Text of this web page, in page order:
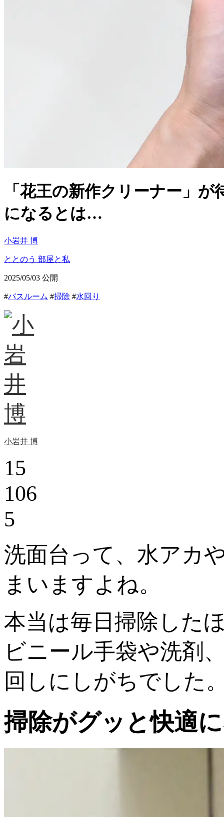
「花王の新作クリーナー」
になるとは…
小岩井 博
ととのう 部屋と私
2025/05/03 公開
#バスルーム #掃除 #水回り
小岩井 博
15
106
5
洗面台って、水アカ
まいますよね。
本当は毎日掃除した
ビニール手袋や洗剤
回しにしがちでした
掃除がグッと快適